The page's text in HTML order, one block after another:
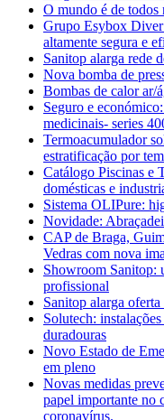
O mundo é de todos
Grupo Esybox
altamente segura e
Sanitop alarga rede
Nova bomba de
Bombas de calor
Seguro e
medicinais- series
Termoacumulador
estratificação por
Catálogo Piscinas e
domésticas e
Sistema OLIPure:
Novidade:
CAP de Braga,
Vedras com nova
Showroom Sanitop:
profissional
Sanitop alarga
Solutech:
duradouras
Novo Estado de
em pleno
Novas medidas
papel importante no
coronavírus.